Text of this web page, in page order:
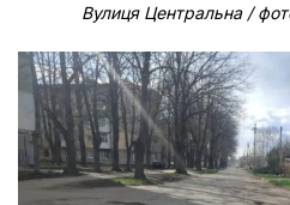
Вулиця Центральна /